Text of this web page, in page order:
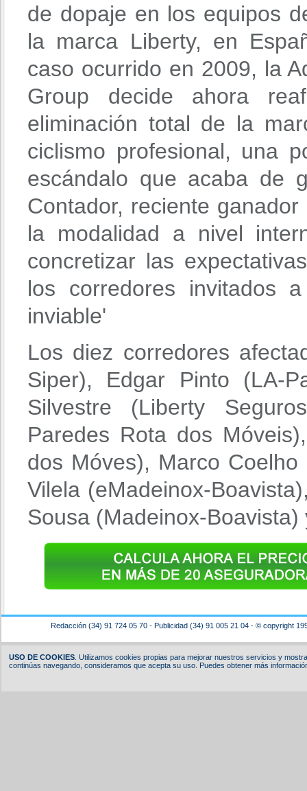
de dopaje en los equipos
la marca Liberty, en
caso ocurrido en 2009, la
Group decide ahora
eliminación total de la
ciclismo profesional, una
escándalo que acaba de
Contador, reciente
la modalidad a nivel
concretizar las
los corredores invitados
inviable'
Los diez corredores
Siper), Edgar Pinto (LA-
Silvestre (Liberty
Paredes Rota dos
dos Móves), Marco
Vilela (eMadeinox-
Sousa (Madeinox-
Redacción (34) 91 724 05 70 - Publicidad (34) 91 005 21 04 - © copyright
USO DE COOKIES. Utilizamos cookies propias para mejorar nuestros servicios y
continúas navegando, consideramos que acepta su uso. Puedes obtener más